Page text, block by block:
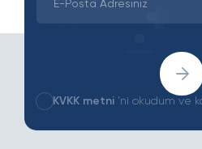
KVKK metni 'ni okudum ve